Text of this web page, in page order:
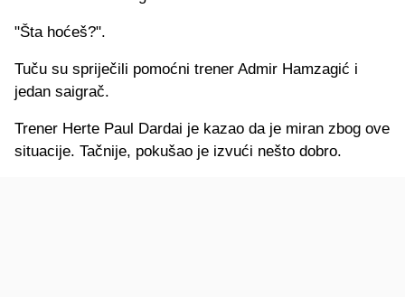
"Šta hoćeš?".
Tuču su spriječili pomoćni trener Admir Hamzagić i
jedan saigrač.
Trener Herte Paul Dardai je kazao da je miran zbog ove
situacije. Tačnije, pokušao je izvući nešto dobro.